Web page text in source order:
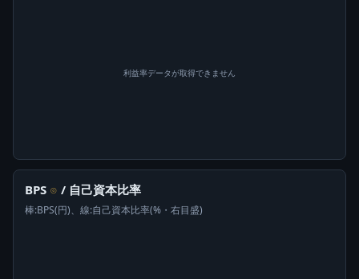
利益率データが取得できません
BPS ⊙ / 自己資本比率
棒:BPS(円)、線:自己資本比率(%・右目盛)